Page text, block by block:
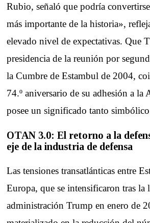
Rubio, señaló que podría
más importante de la historia»,
elevado nivel de expectativas. Que
presidencia de la reunión por
la Cumbre de Estambul de 2004,
74.º aniversario de su adhesión a la
posee un significado tanto
OTAN 3.0: El retorno a la
eje de la industria de defensa
Las tensiones transatlánticas entre
Europa, que se intensificaron tras la
administración Trump en enero de